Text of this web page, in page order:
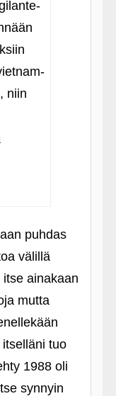
niin
puhdas
välillä
ainakaan
mutta
itselläni tuo
1988 oli
synnyin